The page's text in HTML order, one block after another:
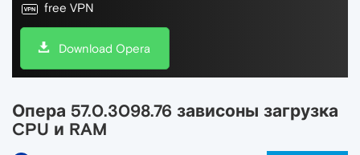
free VPN
Download Opera
Опера 57.0.3098.76 зависоны загрузка
CPU и RAM